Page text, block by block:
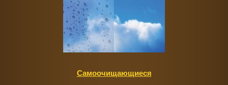
Самоочищающиеся